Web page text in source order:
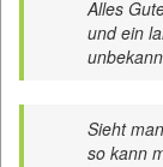
Alles
und ein
Sieht
so kann